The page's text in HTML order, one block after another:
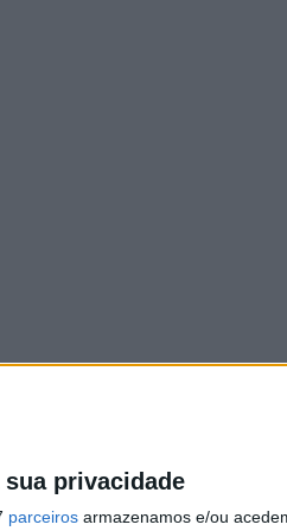
privacidade
parceiros armazenamos e/ou